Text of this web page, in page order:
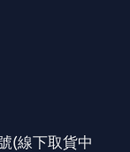
(線下取貨中